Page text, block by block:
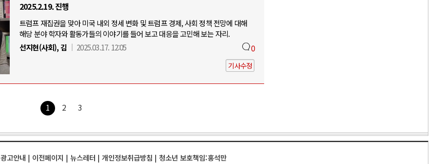
2025.2.19. 진행
트럼프 재집권을 맞아 미국 내외 정세 변화 및 트럼프 경제, 사회 정책 전망에 대해
해당 분야 학자와 활동가들의 이야기를 들어 보고 대응을 고민해 보는 자리.
선지현(사회), 김
2025.03.17. 12:05 0
기사수정
1 2 3
광고안내 | 이전페이지 | 뉴스레터 | 개인정보취급방침 | 청소년 보호책임:홍석만